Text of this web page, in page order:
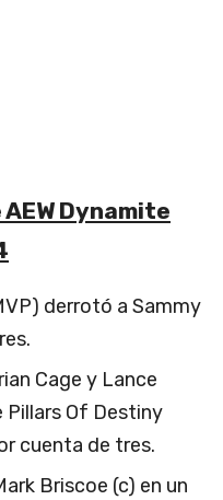
Dynamite
derrotó a Sammy
Cage y Lance
Pillars Of Destiny
cuenta de tres.
Briscoe (c) en un